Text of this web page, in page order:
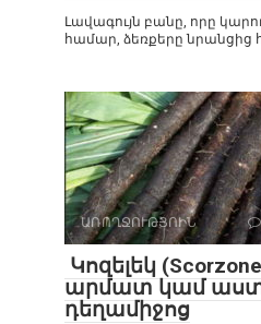
Լավագույն բանը, որը
համար, ձեռքերը նրանցից
ԱՌՈՂՋՈՒԹՅՈԻՆ
Կոզելեկ
արմատ կամ
դեղամիջոց